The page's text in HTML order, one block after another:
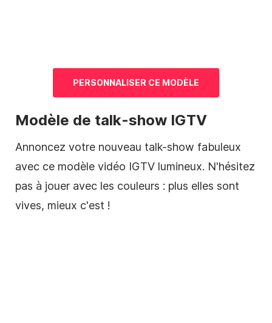
PERSONNALISER CE MODÈLE
Modèle de talk-show IGTV
Annoncez votre nouveau talk-show fabuleux
avec ce modèle vidéo IGTV lumineux. N'hésitez
pas à jouer avec les couleurs : plus elles sont
vives, mieux c'est !